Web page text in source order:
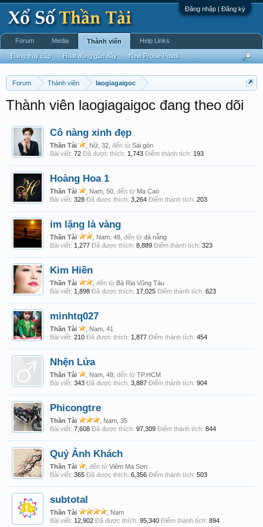
Đăng nhập | Đăng ký
Forum Thành viên laogiagaigoc
Thành viên laogiagaigoc đang theo dõi
Cô nàng xinh đẹp
Thần Tài , Nữ, 32, đến từ Sài gòn
Bài viết: 72 Đã được thích: 1,743 Điểm thành tích: 193
Hoàng Hoa 1
Thần Tài , Nam, 50, đến từ Ma Cao
Bài viết: 328 Đã được thích: 3,264 Điểm thành tích: 203
im lặng là vàng
Thần Tài , Nam, 48, đến từ đà nẵng
Bài viết: 1,277 Đã được thích: 8,889 Điểm thành tích: 323
Kim Hiền
Thần Tài đến từ Bà Ria Vũng Tàu
Bài viết: 1,898 Đã được thích: 17,025 Điểm thành tích: 623
minhtq027
Thần Tài
, Nam, 41
Bài viết: 210 Đã được thích: 1,877 Điểm thành tích: 454
Nhện Lửa
Thần Tài , Nam, 48, đến từ TP.HCM
Bài viết: 343 Đã được thích: 3,887 Điểm thành tích: 904
Phicongtre
Thần Tài
, Nam, 35
Bài viết: 7,608 Đã được thích: 97,309 Điểm thành tích: 844
Quỷ Ảnh Khách
Thần Tài đến từ Viêm Ma Sơn
Bài viết: 365 Đã được thích: 6,356 Điểm thành tích: 503
subtotal
Thần Tài
, Nam
Bài viết: 12,902 Đã được thích: 95,340 Điểm thành tích: 894
Forum Media Thành viên
Đang truy cập Hoạt động gần đây New Profile Posts
Help Links